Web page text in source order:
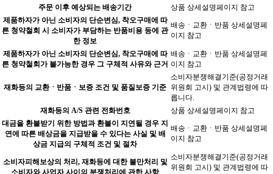
주문 이후 예상되는 배송기간
상품 상세설명페이지 참고
제품하자가 아닌 소비자의 단순변심, 착오구매에 따
른 청약철회 시 소비자가 부담하는 반품비용 등에 관
한 정보
배송ㆍ교환ㆍ반품 상세설명페
이지 참고
제품하자가 아닌 소비자의 단순변심, 착오구매에 따
른 청약철회가 불가능한 경우 그 구체적 사유와 근거
배송ㆍ교환ㆍ반품 상세설명페
이지 참고
재화등의 교환ㆍ반품ㆍ보증 조건 및 품질보증 기준
소비자분쟁해결기준(공정거래
위원회 고시) 및 관계법령에 따
릅니다.
재화등의 A/S 관련 전화번호
상품 상세설명페이지 참고
대금을 환불받기 위한 방법과 환불이 지연될 경우 지
연에 따른 배상금을 지급받을 수 있다는 사실 및 배
상금 지급의 구체적 조건 및 절차
배송ㆍ교환ㆍ반품 상세설명페
이지 참고
소비자피해보상의 처리, 재화등에 대한 불만처리 및
소비자분쟁해결기준(공정거래
위원회 고시) 및 관계법령에 따